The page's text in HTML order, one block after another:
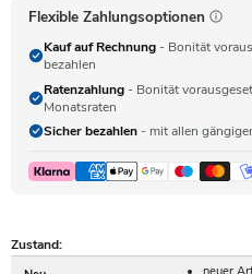
Flexible Zahlungsoptionen
Kauf auf Rechnung - Bonität
bezahlen
Ratenzahlung - Bonität
Monatsraten
Sicher bezahlen - mit allen
Zustand: